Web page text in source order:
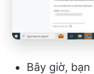
Bây giờ,